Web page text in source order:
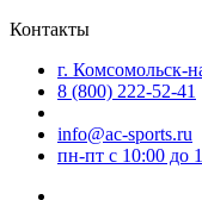
Контакты
г. Комсомольск-
8 (800) 222-52-41
info@ac-sports.ru
пн-пт c 10:00 до